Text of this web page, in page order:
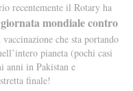
recentemente il Rotary ha
giornata mondiale contro
che sta portando
pianeta (pochi casi
anni in Pakistan e
finale!